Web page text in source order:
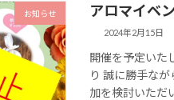
お知らせ アロマイベ
2024年2月15日
開催を予定いた
り 誠に勝手な
加を検討いただ